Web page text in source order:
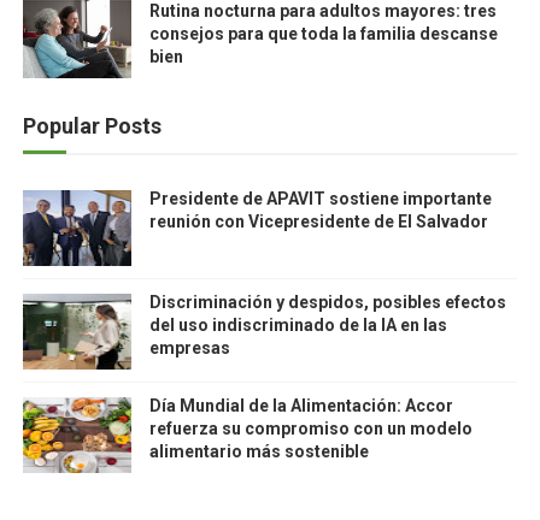
Rutina nocturna para adultos mayores: tres
consejos para que toda la familia descanse
bien
Popular Posts
Presidente de APAVIT sostiene importante
reunión con Vicepresidente de El Salvador
Discriminación y despidos, posibles efectos
del uso indiscriminado de la IA en las
empresas
Día Mundial de la Alimentación: Accor
refuerza su compromiso con un modelo
alimentario más sostenible